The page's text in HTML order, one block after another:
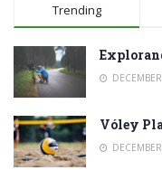
Trending
Vóley